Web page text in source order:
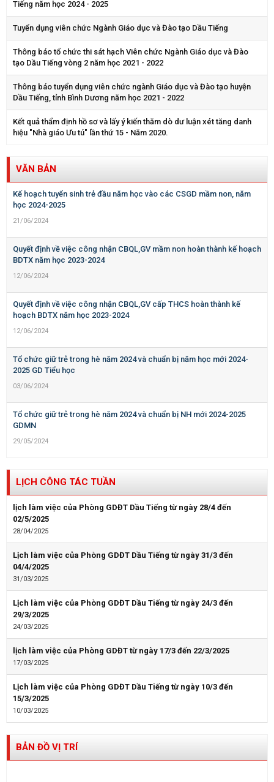
Tiếng năm học 2024 - 2025
Tuyển dụng viên chức Ngành Giáo dục và Đào tạo Dầu Tiếng
Thông báo tổ chức thi sát hạch Viên chức Ngành Giáo dục và Đào
tạo Dầu Tiếng vòng 2 năm học 2021 - 2022
Thông báo tuyển dụng viên chức ngành Giáo dục và Đào tạo huyện
Dầu Tiếng, tỉnh Bình Dương năm học 2021 - 2022
Kết quả thẩm định hồ sơ và lấy ý kiến thăm dò dư luận xét tăng danh
hiệu "Nhà giáo Ưu tú" lần thứ 15 - Năm 2020.
VĂN BẢN
Kế hoạch tuyển sinh trẻ đầu năm học vào các CSGD mầm non, năm
học 2024-2025
21/06/2024
Quyết định về việc công nhận CBQL,GV mầm non hoàn thành kế hoạch
BDTX năm học 2023-2024
12/06/2024
Quyết định về việc công nhận CBQL,GV cấp THCS hoàn thành kế
hoạch BDTX năm học 2023-2024
12/06/2024
Tổ chức giữ trẻ trong hè năm 2024 và chuẩn bị năm học mới 2024-
2025 GD Tiểu học
03/06/2024
Tổ chức giữ trẻ trong hè năm 2024 và chuẩn bị NH mới 2024-2025
GDMN
29/05/2024
LỊCH CÔNG TÁC TUẦN
lịch làm việc của Phòng GDĐT Dầu Tiếng từ ngày 28/4 đến
02/5/2025
28/04/2025
Lịch làm việc của Phòng GDĐT Dầu Tiếng từ ngày 31/3 đến
04/4/2025
31/03/2025
Lịch làm việc của Phòng GDĐT Dầu Tiếng từ ngày 24/3 đến
29/3/2025
24/03/2025
lịch làm việc của Phòng GDĐT từ ngày 17/3 đến 22/3/2025
17/03/2025
Lịch làm việc của Phòng GDĐT Dầu Tiếng từ ngày 10/3 đến
15/3/2025
10/03/2025
BẢN ĐỒ VỊ TRÍ